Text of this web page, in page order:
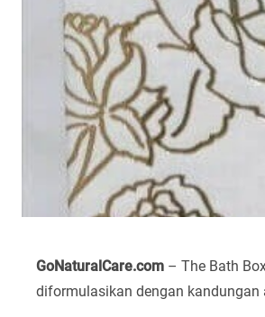
GoNaturalCare.com – The Bath
diformulasikan dengan